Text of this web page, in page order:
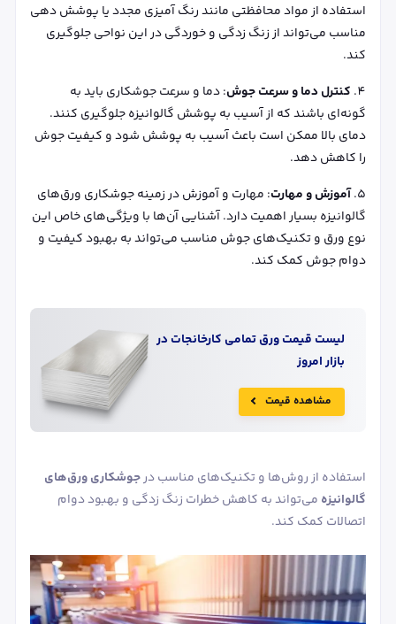
استفاده از مواد محافظتی مانند رنگ‌ آمیزی مجدد یا پوشش ‌دهی
مناسب می‌تواند از زنگ‌ زدگی و خوردگی در این نواحی جلوگیری
کند.
کنترل دما و سرعت جوش: دما و سرعت جوشکاری باید به
گونه‌ای باشند که از آسیب به پوشش گالوانیزه جلوگیری کنند.
دمای بالا ممکن است باعث آسیب به پوشش شود و کیفیت جوش
را کاهش دهد.
آموزش و مهارت: مهارت و آموزش در زمینه جوشکاری ورق‌های
گالوانیزه بسیار اهمیت دارد. آشنایی آن‌ها با ویژگی‌های خاص این
نوع ورق و تکنیک‌های جوش مناسب می‌تواند به بهبود کیفیت و
دوام جوش کمک کند.
لیست قیمتورق‌تمامی کارخانجات در
بازار امروز
مشاهده قیمت
استفاده از روش‌ها و تکنیک‌های مناسب درجوشکاری ورق‌های
گالوانیزه می‌تواند به کاهش خطرات زنگ‌ زدگی و بهبود دوام
اتصالات کمک کند.